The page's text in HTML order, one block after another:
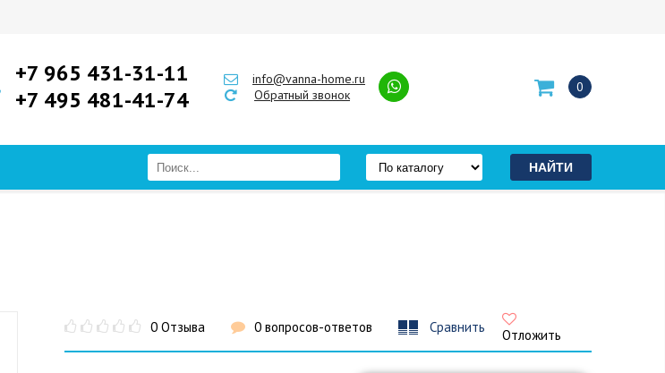
+7 965 431-31-11
+7 495 481-41-74
info@vanna-home.ru
Обратный звонок
0
0 Отзыва 0 вопросов-ответов Сравнить Отложить